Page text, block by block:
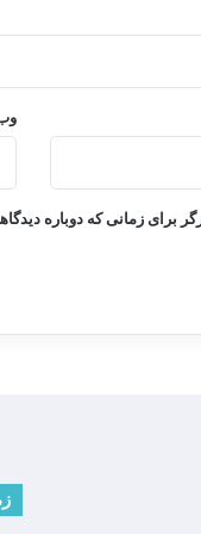
برای زمانی که دوباره